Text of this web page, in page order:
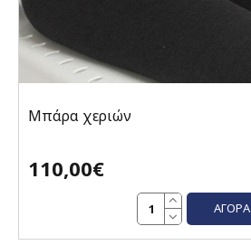
Μπάρα χεριών
110,00€
ΑΓΟΡΆ